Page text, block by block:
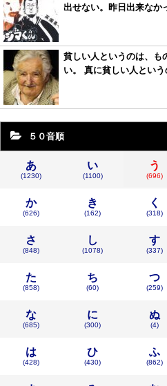
出せない。昨日出来なか
貧しい人というのは、も
い。 真に貧しい人とい
５０音順
あ
(1230)
い
(1100)
う
(696)
か
(626)
き
(162)
く
(318)
さ
(848)
し
(1078)
す
(337)
た
(858)
ち
(60)
つ
(259)
な
(685)
に
(300)
ぬ
(4)
は
(428)
ひ
(430)
ふ
(862)